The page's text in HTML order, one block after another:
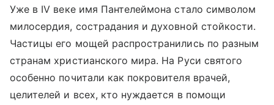
Уже в IV веке имя Пантелеймона стало символом
милосердия, сострадания и духовной стойкости.
Частицы его мощей распространились по разным
странам христианского мира. На Руси святого
особенно почитали как покровителя врачей,
целителей и всех, кто нуждается в помощи